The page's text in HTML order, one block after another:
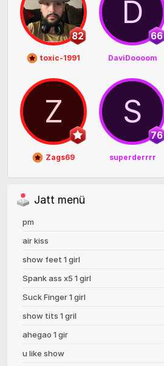
82
toxic-1991
D
66
DaviDoooom
Z
Zags69
S
76
superderrrr
Jatt menü
pm
air kiss
show feet 1 girl
Spank ass x5 1 girl
Suck Finger 1 girl
show tits 1 gril
ahegao 1 gir
u like show